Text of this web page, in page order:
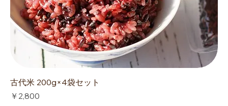
古代米 200g×4袋セット
価格
￥2,800